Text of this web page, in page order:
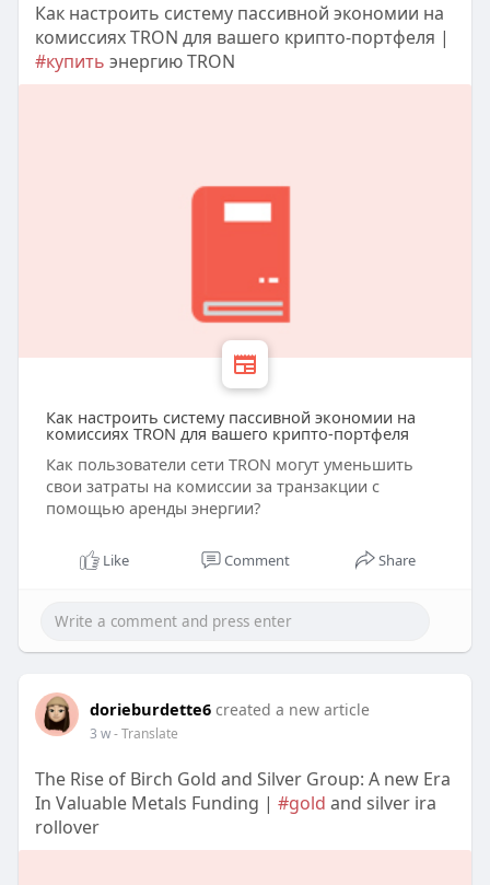
Как настроить систему пассивной экономии на
комиссиях TRON для вашего крипто-портфеля |
#купить энергию TRON
Как настроить систему пассивной экономии на
комиссиях TRON для вашего крипто-портфеля
Как пользователи сети TRON могут уменьшить
свои затраты на комиссии за транзакции с
помощью аренды энергии?
Like Comment Share
dorieburdette6 created a new article
3 w- Translate
The Rise of Birch Gold and Silver Group: A new Era
In Valuable Metals Funding | #gold and silver ira
rollover